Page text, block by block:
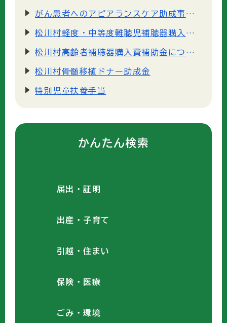
がん患者へのアピアランスケア助成事業について
松川村軽度・中等度難聴児補聴器購入費等助成事業について
松川村高齢者補聴器購入費補助金について
松川村骨髄移植ドナー助成金
特別児童扶養手当
かんたん検索
届出・証明
出産・子育て
引越・住まい
保険・医療
ごみ・環境